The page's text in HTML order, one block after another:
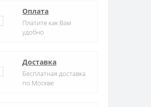
Оплата
Платите как Вам
удобно
Доставка
Бесплатная доставка
по Москве